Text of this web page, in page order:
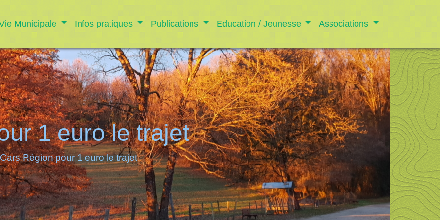
Municipale Infos pratiques Publications Education / Jeunesse Associations
1 euro le trajet
Cars Région pour 1 euro le trajet